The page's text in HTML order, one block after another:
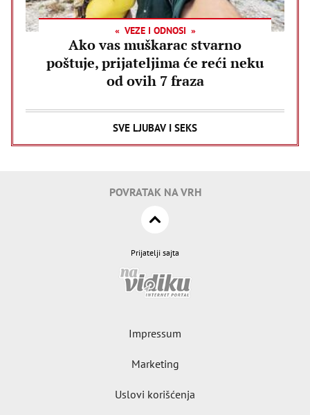
VEZE I ODNOSI
Ako vas muškarac stvarno
poštuje, prijateljima će reći neku
od ovih 7 fraza
SVE LJUBAV I SEKS
POVRATAK NA VRH
Prijatelji sajta
Impressum
Marketing
Uslovi korišćenja